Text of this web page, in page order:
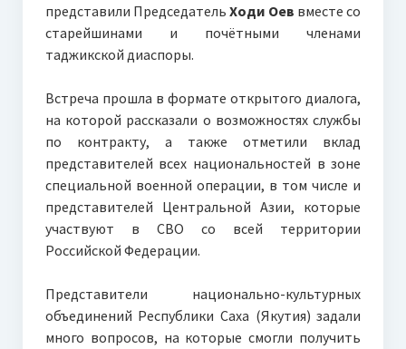
представили ПредседательХоди Оев вместе со
старейшинами и почётными членами
таджикской диаспоры.
Встреча прошла в формате открытого диалога,
на которой рассказали о возможностях службы
по контракту, а также отметили вклад
представителей всех национальностей в зоне
специальной военной операции, в том числе и
представителей Центральной Азии, которые
участвуют в СВО со всей территории
Российской Федерации.
Представители национально-культурных
объединений Республики Саха (Якутия) задали
много вопросов, на которые смогли получить